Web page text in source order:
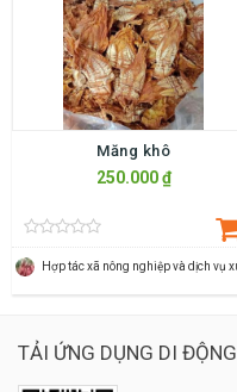
Măng khô
250.000 ₫
TẢI ỨNG DỤNG DI ĐỘNG